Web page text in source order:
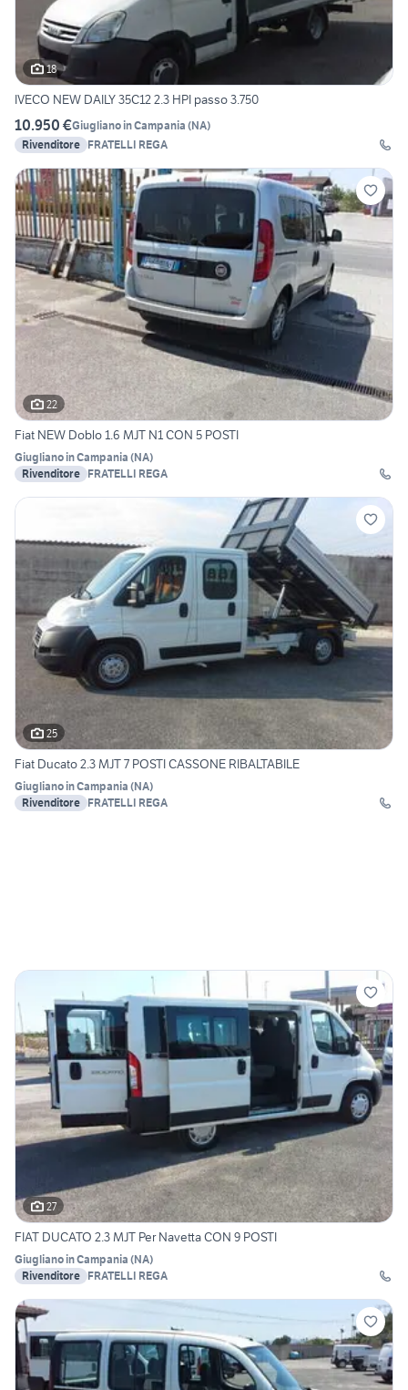
18
IVECO NEW DAILY 35C12 2.3 HPI passo 3.750
10.950 €Giugliano in Campania (NA)
Rivenditore FRATELLI REGA
22
Fiat NEW Doblo 1.6 MJT N1 CON 5 POSTI
Giugliano in Campania (NA)
Rivenditore FRATELLI REGA
25
Fiat Ducato 2.3 MJT 7 POSTI CASSONE RIBALTABILE
Giugliano in Campania (NA)
Rivenditore FRATELLI REGA
27
FIAT DUCATO 2.3 MJT Per Navetta CON 9 POSTI
Giugliano in Campania (NA)
Rivenditore FRATELLI REGA